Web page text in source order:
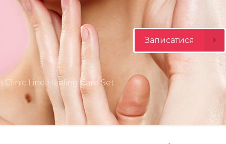
Clinic Line Healing Care Set
Записатися